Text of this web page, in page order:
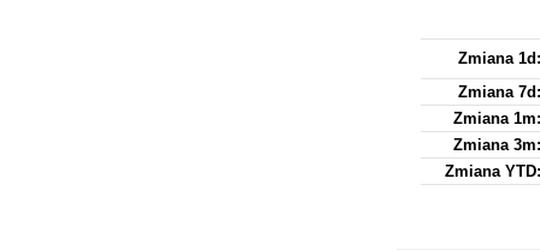
Zmiana 1d:
Zmiana 7d:
Zmiana 1m:
Zmiana 3m:
Zmiana YTD: